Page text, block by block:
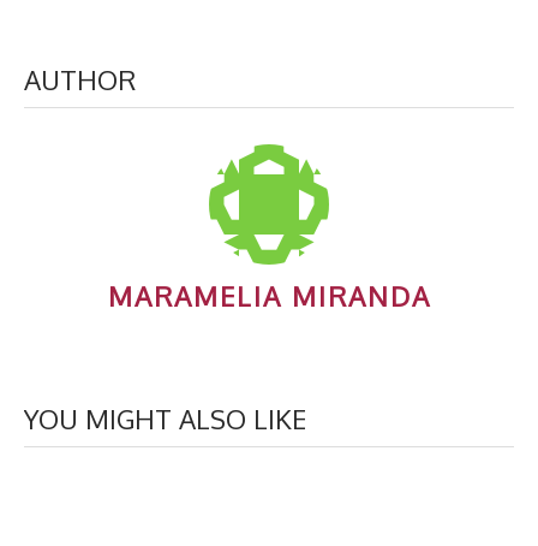
AUTHOR
MARAMELIA MIRANDA
YOU MIGHT ALSO LIKE